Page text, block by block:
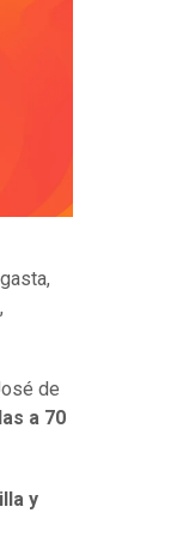
de
a 70
y